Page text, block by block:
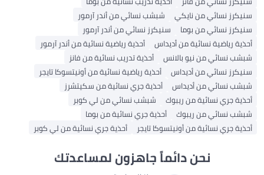
سنيكرز نسائي من نايكي
شبشب نسائي من أندر آرمور
سنيكرز نسائي من بوما
سنيكرز نسائي من أندر آرمور
أحذية رياضية نسائية من أديداس
أحذية رياضية نسائية من أندر آرمور
شبشب نسائي من نيو بالانس
أحذية تدريب نسائية من فانز
سنيكرز نسائي من أديداس
أحذية رياضية نسائية من أونيتسوكا تايجر
شبشب نسائي من أديداس
أحذية جري نسائية من سكيتشرز
أحذية جري نسائية من ريبوك
شبشب نسائي من لي كوبر
شبشب نسائي من ريبوك
أحذية جري نسائية من بوما
أحذية جري نسائية من أونيتسوكا تايجر
أحذية جري نسائية من لي كوبر
نحن دائماً جاهزون لمساعدتك